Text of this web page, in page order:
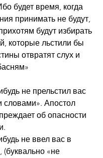
будет время, когда
принимать не будут,
будут избирать
которые льстили бы
отвратят слух и
не прельстил вас
словами». Апостол
об опасности
не ввел вас в
(буквально «не